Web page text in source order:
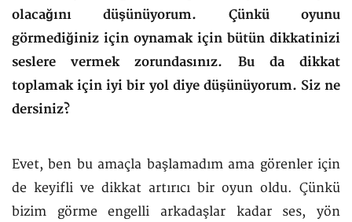
olacağını düşünüyorum. Çünkü oyunu
görmediğiniz için oynamak için bütün dikkatinizi
seslere vermek zorundasınız. Bu da dikkat
toplamak için iyi bir yol diye düşünüyorum. Siz ne
dersiniz?
Evet, ben bu amaçla başlamadım ama görenler için
de keyifli ve dikkat artırıcı bir oyun oldu. Çünkü
bizim görme engelli arkadaşlar kadar ses, yön